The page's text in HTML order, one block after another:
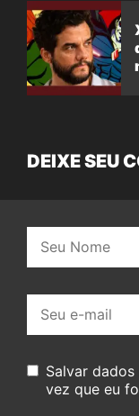
DEIXE SEU
mail:
Salvar
vez que eu